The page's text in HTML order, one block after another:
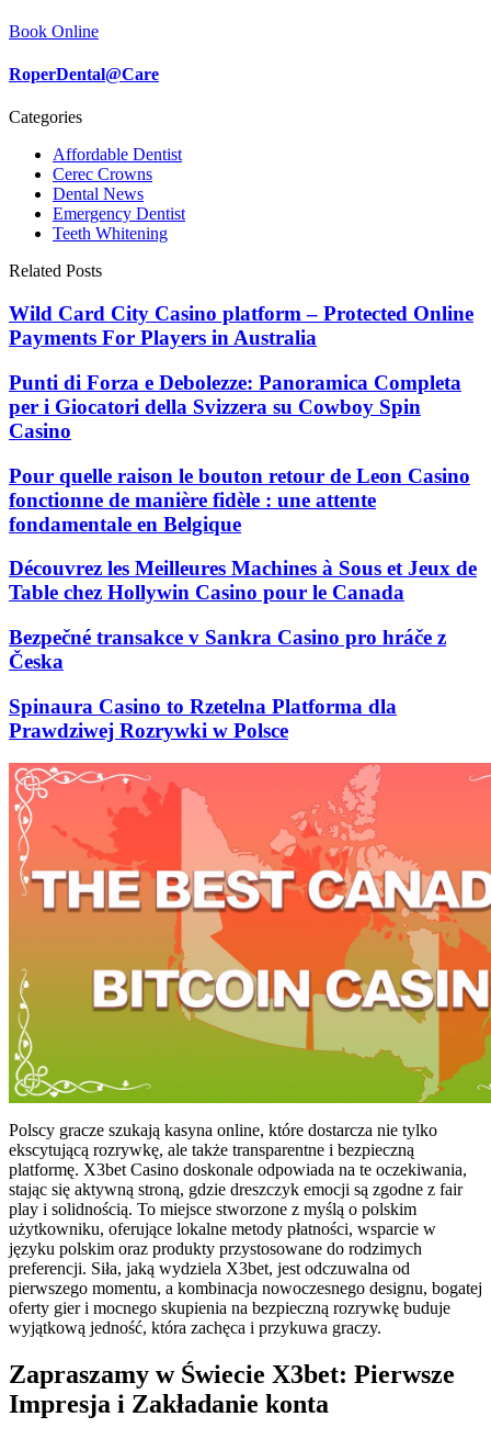
Book Online
RoperDental@Care
Categories
Affordable Dentist
Cerec Crowns
Dental News
Emergency Dentist
Teeth Whitening
Related Posts
Wild Card City Casino platform – Protected Online
Payments For Players in Australia
Punti di Forza e Debolezze: Panoramica Completa
per i Giocatori della Svizzera su Cowboy Spin
Casino
Pour quelle raison le bouton retour de Leon Casino
fonctionne de manière fidèle : une attente
fondamentale en Belgique
Découvrez les Meilleures Machines à Sous et Jeux de
Table chez Hollywin Casino pour le Canada
Bezpečné transakce v Sankra Casino pro hráče z
Česka
Spinaura Casino to Rzetelna Platforma dla
Prawdziwej Rozrywki w Polsce
Polscy gracze szukają kasyna online, które dostarcza nie tylko
ekscytującą rozrywkę, ale także transparentne i bezpieczną
platformę. X3bet Casino doskonale odpowiada na te oczekiwania,
stając się aktywną stroną, gdzie dreszczyk emocji są zgodne z fair
play i solidnością. To miejsce stworzone z myślą o polskim
użytkowniku, oferujące lokalne metody płatności, wsparcie w
języku polskim oraz produkty przystosowane do rodzimych
preferencji. Siła, jaką wydziela X3bet, jest odczuwalna od
pierwszego momentu, a kombinacja nowoczesnego designu, bogatej
oferty gier i mocnego skupienia na bezpieczną rozrywkę buduje
wyjątkową jedność, która zachęca i przykuwa graczy.
Zapraszamy w Świecie X3bet: Pierwsze
Impresja i Zakładanie konta